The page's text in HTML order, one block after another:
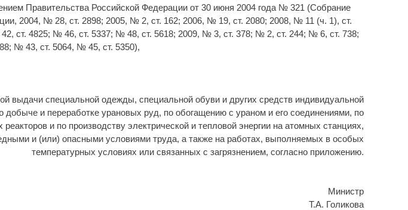
Правительства Российской Федерации от 30 июня 2004 года № 321 (Собрание
2004, № 28, ст. 2898; 2005, № 2, ст. 162; 2006, № 19, ст. 2080; 2008, № 11 (ч. 1), ст.
ст. 4825; № 46, ст. 5337; № 48, ст. 5618; 2009, № 3, ст. 378; № 2, ст. 244; № 6, ст. 738;
№ 43, ст. 5064, № 45, ст. 5350),
выдачи специальной одежды, специальной обуви и других средств индивидуальной
добыче и переработке урановых руд, по обогащению с ураном и его соединениями, по
и по производству электрической и тепловой энергии на атомных станциях,
и (или) опасными условиями труда, а также на работах, выполняемых в особых
температурных условиях или связанных с загрязнением, согласно приложению.
Министр
Т.А. Голикова